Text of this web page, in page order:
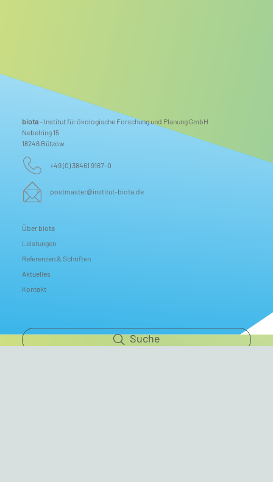
biota– Institut für ökologische Forschung und Planung GmbH
Nebelring 15
18246 Bützow
+49 (0) 38461 9167-0
postmaster@institut-biota.de
Über biota
Leistungen
Referenzen & Schriften
Aktuelles
Kontakt
Suche